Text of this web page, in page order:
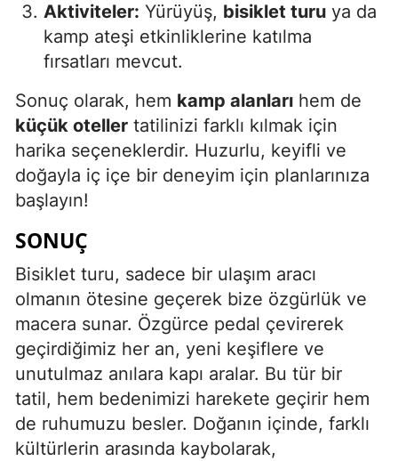
Aktiviteler: Yürüyüş, bisiklet turu ya da
kamp ateşi etkinliklerine katılma
fırsatları mevcut.
Sonuç olarak, hem kamp alanları hem de
küçük oteller tatilinizi farklı kılmak için
harika seçeneklerdir. Huzurlu, keyifli ve
doğayla iç içe bir deneyim için planlarınıza
başlayın!
SONUÇ
Bisiklet turu, sadece bir ulaşım aracı
olmanın ötesine geçerek bize özgürlük ve
macera sunar. Özgürce pedal çevirerek
geçirdiğimiz her an, yeni keşiflere ve
unutulmaz anılara kapı aralar. Bu tür bir
tatil, hem bedenimizi harekete geçirir hem
de ruhumuzu besler. Doğanın içinde, farklı
kültürlerin arasında kaybolarak,